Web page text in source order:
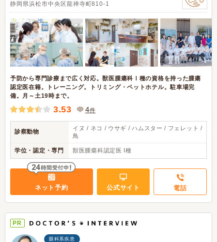
静岡県浜松市中央区龍禅寺町810-1
予防から専門診療まで広く対応。獣医腫瘍科Ⅰ種の資格を持った腫瘍
認定医在籍。トレーニング。トリミング・ペットホテル。駐車場完
備。月～土19時まで。
3.53 4件
診察動物
イヌ / ネコ / ウサギ / ハムスター / フェレット /
鳥
学位・認定・専門 獣医腫瘍科認定医 I種
ネット予約 公式サイト 電話
PR
眼科系疾患